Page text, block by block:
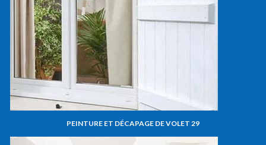
PEINTURE ET DÉCAPAGE DE VOLET 29